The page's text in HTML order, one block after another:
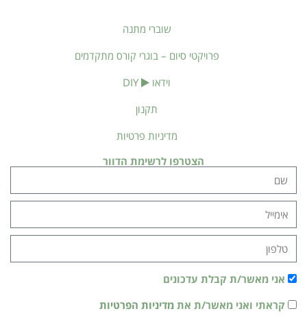
שוברי מתנה
פרויקטי סיום – בוגרי קורס מתקדמים
וידאו
תקנון
מדיניות פרטיות
הצטרפו לרשימת הדוור
אני מאשר/ת קבלת עדכונים
קראתי ואני מאשר/ת את מדיניות הפרטיות